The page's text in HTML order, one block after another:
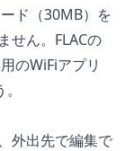
ド（30MB）を
せん。FLACの
のWiFiアプリ
外出先で編集で